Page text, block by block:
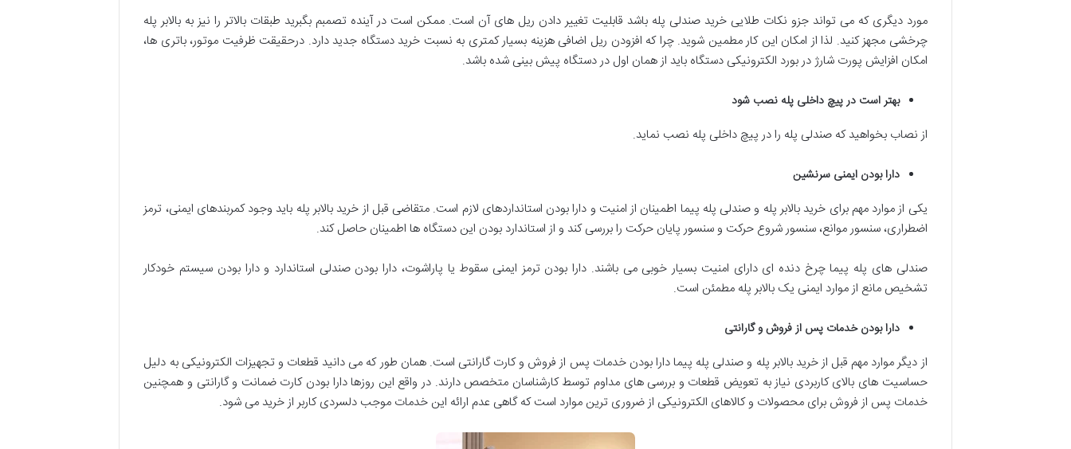
مورد دیگری که می تواند جزو نکات طلایی خرید صندلی پله باشد قابلیت تغییر دادن ریل های آن است. ممکن است در آینده تصمبم بگبرید طبقات بالاتر را نیز به بالابر پله
چرخشی مجهز کنید. لذا از امکان این کار مطمین شوید. چرا که افزودن ریل اضافی هزینه بسیار کمتری به نسبت خرید دستگاه جدید دارد. درحقیقت ظرفیت موتور، باتری ها،
امکان افزایش پورت شارژ در بورد الکترونیکی دستگاه باید از همان اول در دستگاه پیش بینی شده باشد.
بهتر است در پیچ داخلی پله نصب شود
از نصاب بخواهید که صندلی پله را در پیچ داخلی پله نصب نماید.
دارا بودن ایمنی سرنشین
یکی از موارد مهم برای خرید بالابر پله و صندلی پله پیما اطمینان از امنیت و دارا بودن استانداردهای لازم است. متقاضی قبل از خرید بالابر پله باید وجود کمربندهای ایمنی، ترمز
اضطراری، سنسور موانع، سنسور شروع حرکت و سنسور پایان حرکت را بررسی کند و از استاندارد بودن این دستگاه ها اطمینان حاصل کند.
صندلی های پله پیما چرخ دنده ای دارای امنیت بسیار خوبی می باشند. دارا بودن ترمز ایمنی سقوط یا پاراشوت، دارا بودن صندلی استاندارد و دارا بودن سیستم خودکار
تشخیص مانع از موارد ایمنی یک بالابر پله مطمئن است.
دارا بودن خدمات پس از فروش و گارانتی
از دیگر موارد مهم قبل از خرید بالابر پله و صندلی پله پیما دارا بودن خدمات پس از فروش و کارت گارانتی است. همان طور که می دانید قطعات و تجهیزات الکترونیکی به دلیل
حساسیت های بالای کاربردی نیاز به تعویض قطعات و بررسی های مداوم توسط کارشناسان متخصص دارند. در واقع این روزها دارا بودن کارت ضمانت و گارانتی و همچنین
خدمات پس از فروش برای محصولات و کالاهای الکترونیکی از ضروری ترین موارد است که گاهی عدم ارائه این خدمات موجب دلسردی کاربر از خرید می شود.